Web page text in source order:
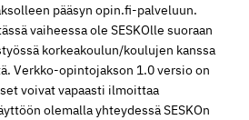
pääsyn opin.fi-palveluun.
vaiheessa ole SESKOlle suoraan
korkeakoulun/koulujen kanssa
Verkko-opintojakson 1.0 versio on
voivat vapaasti ilmoittaa
olemalla yhteydessä SESKOn